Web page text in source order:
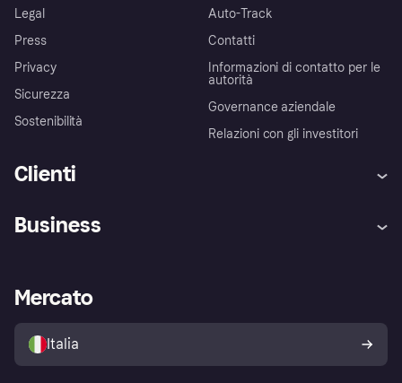
Legal
Press
Privacy
Sicurezza
Sostenibilità
Auto-Track
Contatti
Informazioni di contatto per le
autorità
Governance aziendale
Relazioni con gli investitori
Clienti
Assistenza
Esplora i negozi
Politica di protezione
dell'acquirente Klarna
Business
Accesso aziende
Mercato
Italia